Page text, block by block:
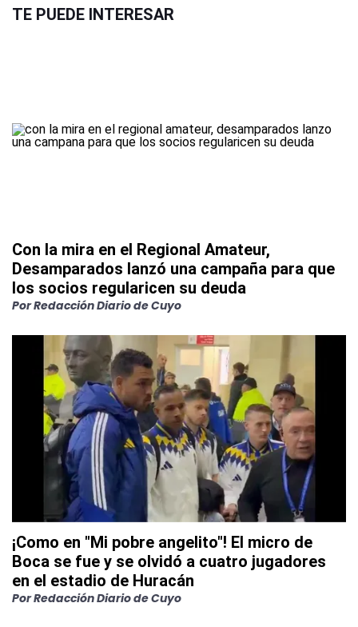
TE PUEDE INTERESAR
Con la mira en el Regional Amateur,
Desamparados lanzó una campaña para que
los socios regularicen su deuda
PorRedacción Diario de Cuyo
¡Como en "Mi pobre angelito"! El micro de
Boca se fue y se olvidó a cuatro jugadores
en el estadio de Huracán
PorRedacción Diario de Cuyo